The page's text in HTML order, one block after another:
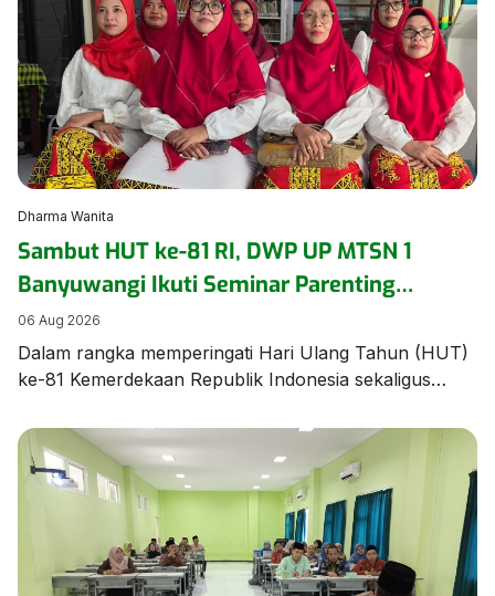
di Cibubur, Jakarta, pada 13–20 Agustus. Acara
pelepasan berlangsung khidmat dan penuh haru,
dihadiri oleh civitas […]
Dharma Wanita
Sambut HUT ke-81 RI, DWP UP MTSN 1
Banyuwangi Ikuti Seminar Parenting
Pendidikan Inklusif untuk Dorong
Kepercayaan Diri Anak
06 Aug 2026
Dalam rangka memperingati Hari Ulang Tahun (HUT)
ke-81 Kemerdekaan Republik Indonesia sekaligus
berkebutuhan khusus, Dharma Wanita Persatuan
Unsur Pelaksana MTSN 1 Banyuwangi mengikuti
seminar pengasuhan secara daring pada Kamis
(6/8/2026). ​Kegiatan yang mengusung tema
“Menumbuhkan Kepercayaan Diri Anak Inklusi” ini
diikuti oleh pengurus dan anggota DWP di lingkungan